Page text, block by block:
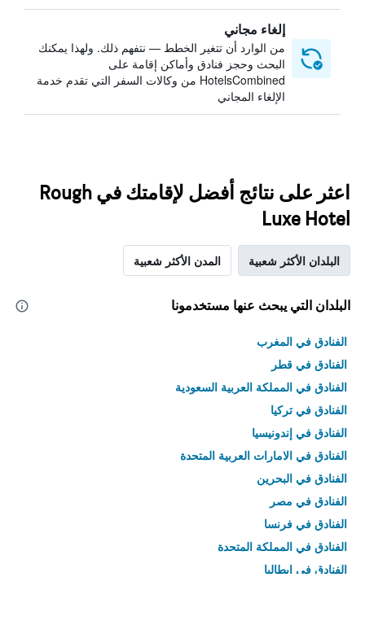
إلغاء مجاني
من الوارد أن تتغير الخطط — نتفهم ذلك. ولهذا يمكنك
البحث وحجز فنادق وأماكن إقامة على
HotelsCombined من وكالات السفر التي تقدم خدمة
الإلغاء المجاني
اعثر على نتائج أفضل لإقامتك في Rough
Luxe Hotel
البلدان الأكثر شعبية المدن الأكثر شعبية
البلدان التي يبحث عنها مستخدمونا
الفنادق في المغرب
الفنادق في قطر
الفنادق في المملكة العربية السعودية
الفنادق في تركيا
الفنادق في إندونيسيا
الفنادق في الامارات العربية المتحدة
الفنادق في البحرين
الفنادق في مصر
الفنادق في فرنسا
الفنادق في المملكة المتحدة
الفنادق في إيطاليا